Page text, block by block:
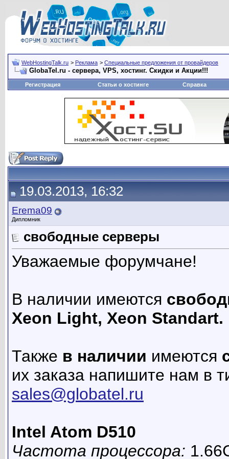
WebHostingTalk.ru > Реклама > Специальные предложения от провайдеров
GlobaTel.ru - сервера, VPS, хостинг. Скидки и Акции!!!
Регистрация Статьи о хостинге Справка
19.03.2013, 16:32
Erema09
Дипломник
свободные серверы
Уважаемые форумчане!
В наличии имеются
Xeon Light, Xeon Standart.
Также в наличии имеются
их заказа напишите нам в
sales@globatel.ru
Intel Atom D510
Частота процессора: